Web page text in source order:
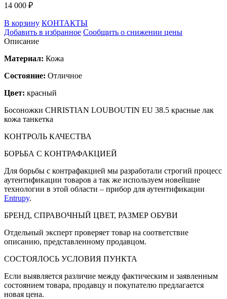
14 000 ₽
В корзину КОНТАКТЫ
Добавить в избранное Сообщить о снижении цены
Описание
Материал: Кожа
Состояние: Отличное
Цвет: красный
Босоножки CHRISTIAN LOUBOUTIN EU 38.5 красные лак
кожа танкетка
КОНТРОЛЬ КАЧЕСТВА
БОРЬБА С КОНТРАФАКЦИЕЙ
Для борьбы с контрафакцией мы разработали строгий процесс
аутентификации товаров а так же используем новейшие
технологии в этой области – прибор для аутентификации
Entrupy.
БРЕНД, СПРАВОЧНЫЙ ЦВЕТ, РАЗМЕР ОБУВИ
Отдельный эксперт проверяет товар на соответствие
описанию, представленному продавцом.
СОСТОЯЛОСЬ УСЛОВИЯ ПУНКТА
Если выявляется различие между фактическим и заявленным
состоянием товара, продавцу и покупателю предлагается
новая цена.